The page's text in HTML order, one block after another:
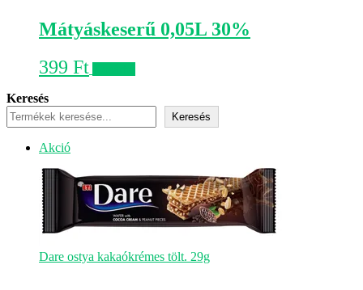
Mátyáskeserű 0,05L 30%
399 Ft
Keresés
Keresés
AkcióAkciós
Dare ostya kakaókrémes tölt. 29g